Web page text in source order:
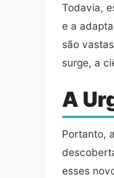
Todavia,
e a
são
surge, a
A
Portanto,
esses